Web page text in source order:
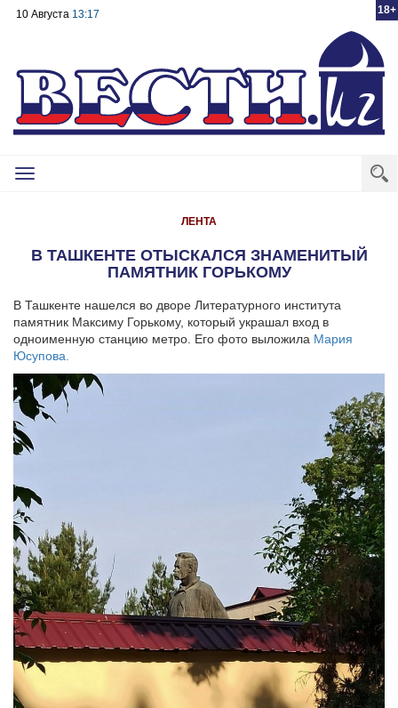
18+
10 Августа 13:17
Toggle
ЛЕНТА
В ТАШКЕНТЕ ОТЫСКАЛСЯ ЗНАМЕНИТЫЙ
ПАМЯТНИК ГОРЬКОМУ
В Ташкенте нашелся во дворе Литературного института
памятник Максиму Горькому, который украшал вход в
одноименную станцию метро. Его фото выложила Мария
Юсупова.